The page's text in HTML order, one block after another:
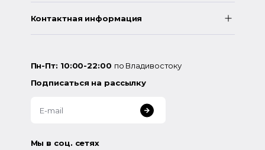
Контактная информация
Пн-Пт: 10:00-22:00 по Владивостоку
Подписаться на рассылку
Мы в соц. сетях